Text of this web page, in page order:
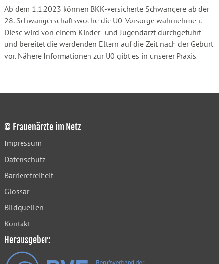
Ab dem 1.1.2023 können BKK-versicherte Schwangere ab der
28. Schwangerschaftswoche die U0-Vorsorge wahrnehmen.
Diese wird von einem Kinder- und Jugendarzt durchgeführt
und bereitet die werdenden Eltern auf die Zeit nach der Geburt
vor. Nähere Informationen zur U0 gibt es in unserer Praxis.
© Frauenärzte im Netz
Impressum
Datenschutz
Barrierefreiheit
Glossar
Bildquellen
Kontakt
Herausgeber: